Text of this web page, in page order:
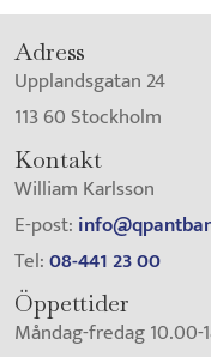
Adress
Upplandsgatan 24
113 60 Stockholm
Kontakt
William Karlsson
E-post:
Tel:08-441 23 00
Öppettider
Måndag-fredag 10.00-